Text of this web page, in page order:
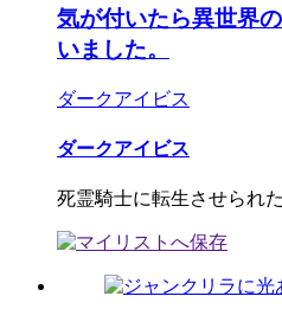
気が付いたら異世界
いました。
ダークアイビス
ダークアイビス
死霊騎士に転生させられ